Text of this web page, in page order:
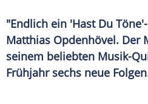
"Endlich ein 'Hast Du
Matthias Opdenhövel. Der
seinem beliebten Musik-
Frühjahr sechs neue